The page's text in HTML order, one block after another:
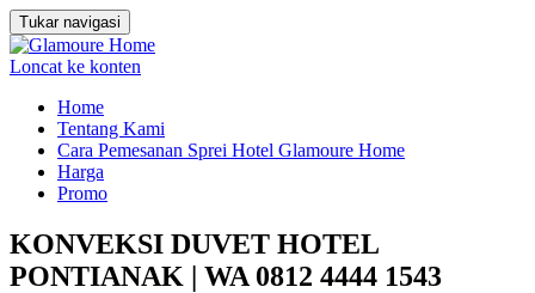
Tukar navigasi
Loncat ke konten
Home
Tentang Kami
Cara Pemesanan Sprei Hotel Glamoure Home
Harga
Promo
KONVEKSI DUVET HOTEL
PONTIANAK | WA 0812 4444 1543